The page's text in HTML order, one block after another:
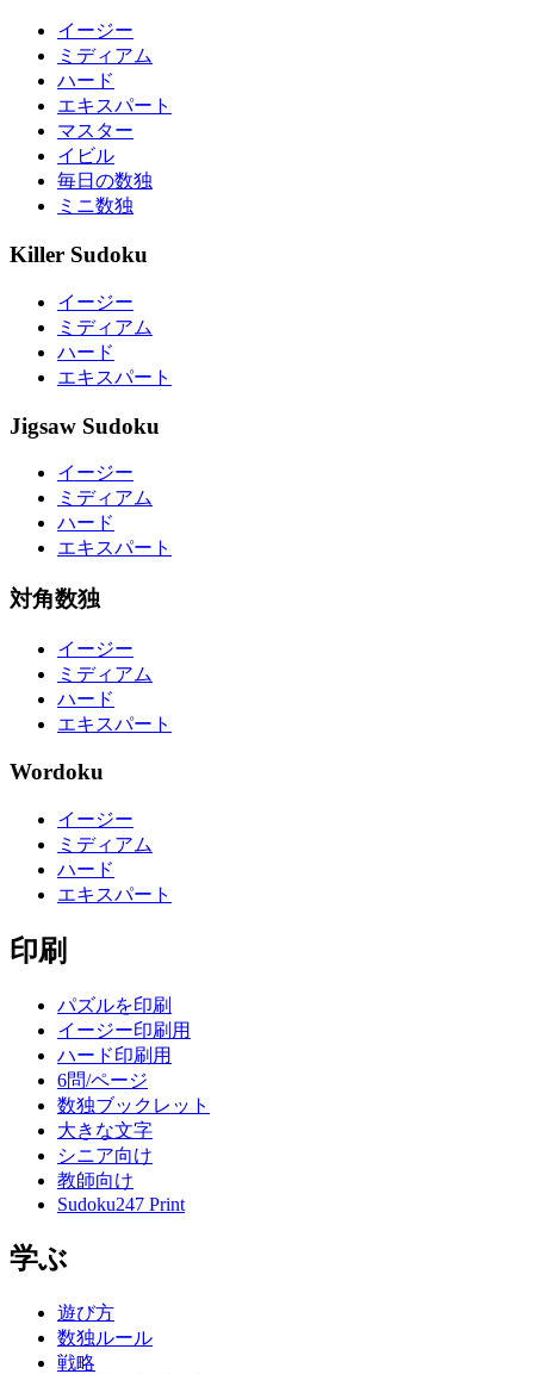
イージー
ミディアム
ハード
エキスパート
マスター
イビル
毎日の数独
ミニ数独
Killer Sudoku
イージー
ミディアム
ハード
エキスパート
Jigsaw Sudoku
イージー
ミディアム
ハード
エキスパート
対角数独
イージー
ミディアム
ハード
エキスパート
Wordoku
イージー
ミディアム
ハード
エキスパート
印刷
パズルを印刷
イージー印刷用
ハード印刷用
6問/ページ
数独ブックレット
大きな文字
シニア向け
教師向け
Sudoku247 Print
学ぶ
遊び方
数独ルール
戦略